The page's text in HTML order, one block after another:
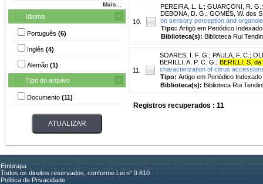
Mais...
Idioma
Português (6)
Inglês (4)
Alemão (1)
Tipo do arquivo
Documento (11)
10.
PEREIRA, L. L. ; GUARÇONI, R. G.
DEBONA, D. G. ; GOMES, W. dos
on sensory perception and
Tipo: Artigo em Periódico Indexado
Biblioteca(s): Biblioteca Rui
11.
SOARES, I. F. G. ; PAULA, F. C. ;
BERILLI, A. P. C. G. ; BERILLI, S. da
characterization of citrus
Tipo: Artigo em Periódico Indexado
Biblioteca(s): Biblioteca Rui
Registros recuperados : 11
Embrapa
Todos os direitos reservados, conforme Lei n° 9.610
Política de Privacidade